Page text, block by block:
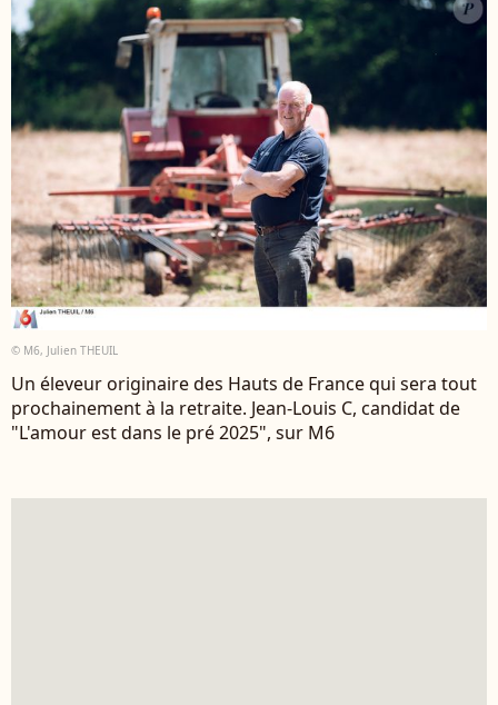
© M6, Julien THEUIL
Un éleveur originaire des Hauts de France qui sera tout
prochainement à la retraite. Jean-Louis C, candidat de
"L'amour est dans le pré 2025", sur M6